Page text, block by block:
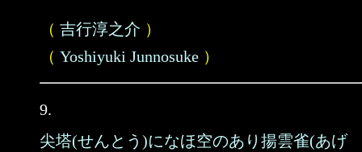
（ 吉行淳之介 ）
（ Yoshiyuki Junnosuke ）
9.
尖塔(せんとう)になほ空のあり揚雲雀(あげ